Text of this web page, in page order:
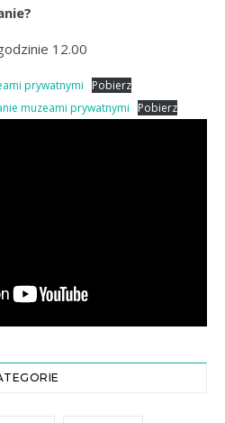
12.00
prywatnymi
Pobierz
muzeami prywatnymi
Pobierz